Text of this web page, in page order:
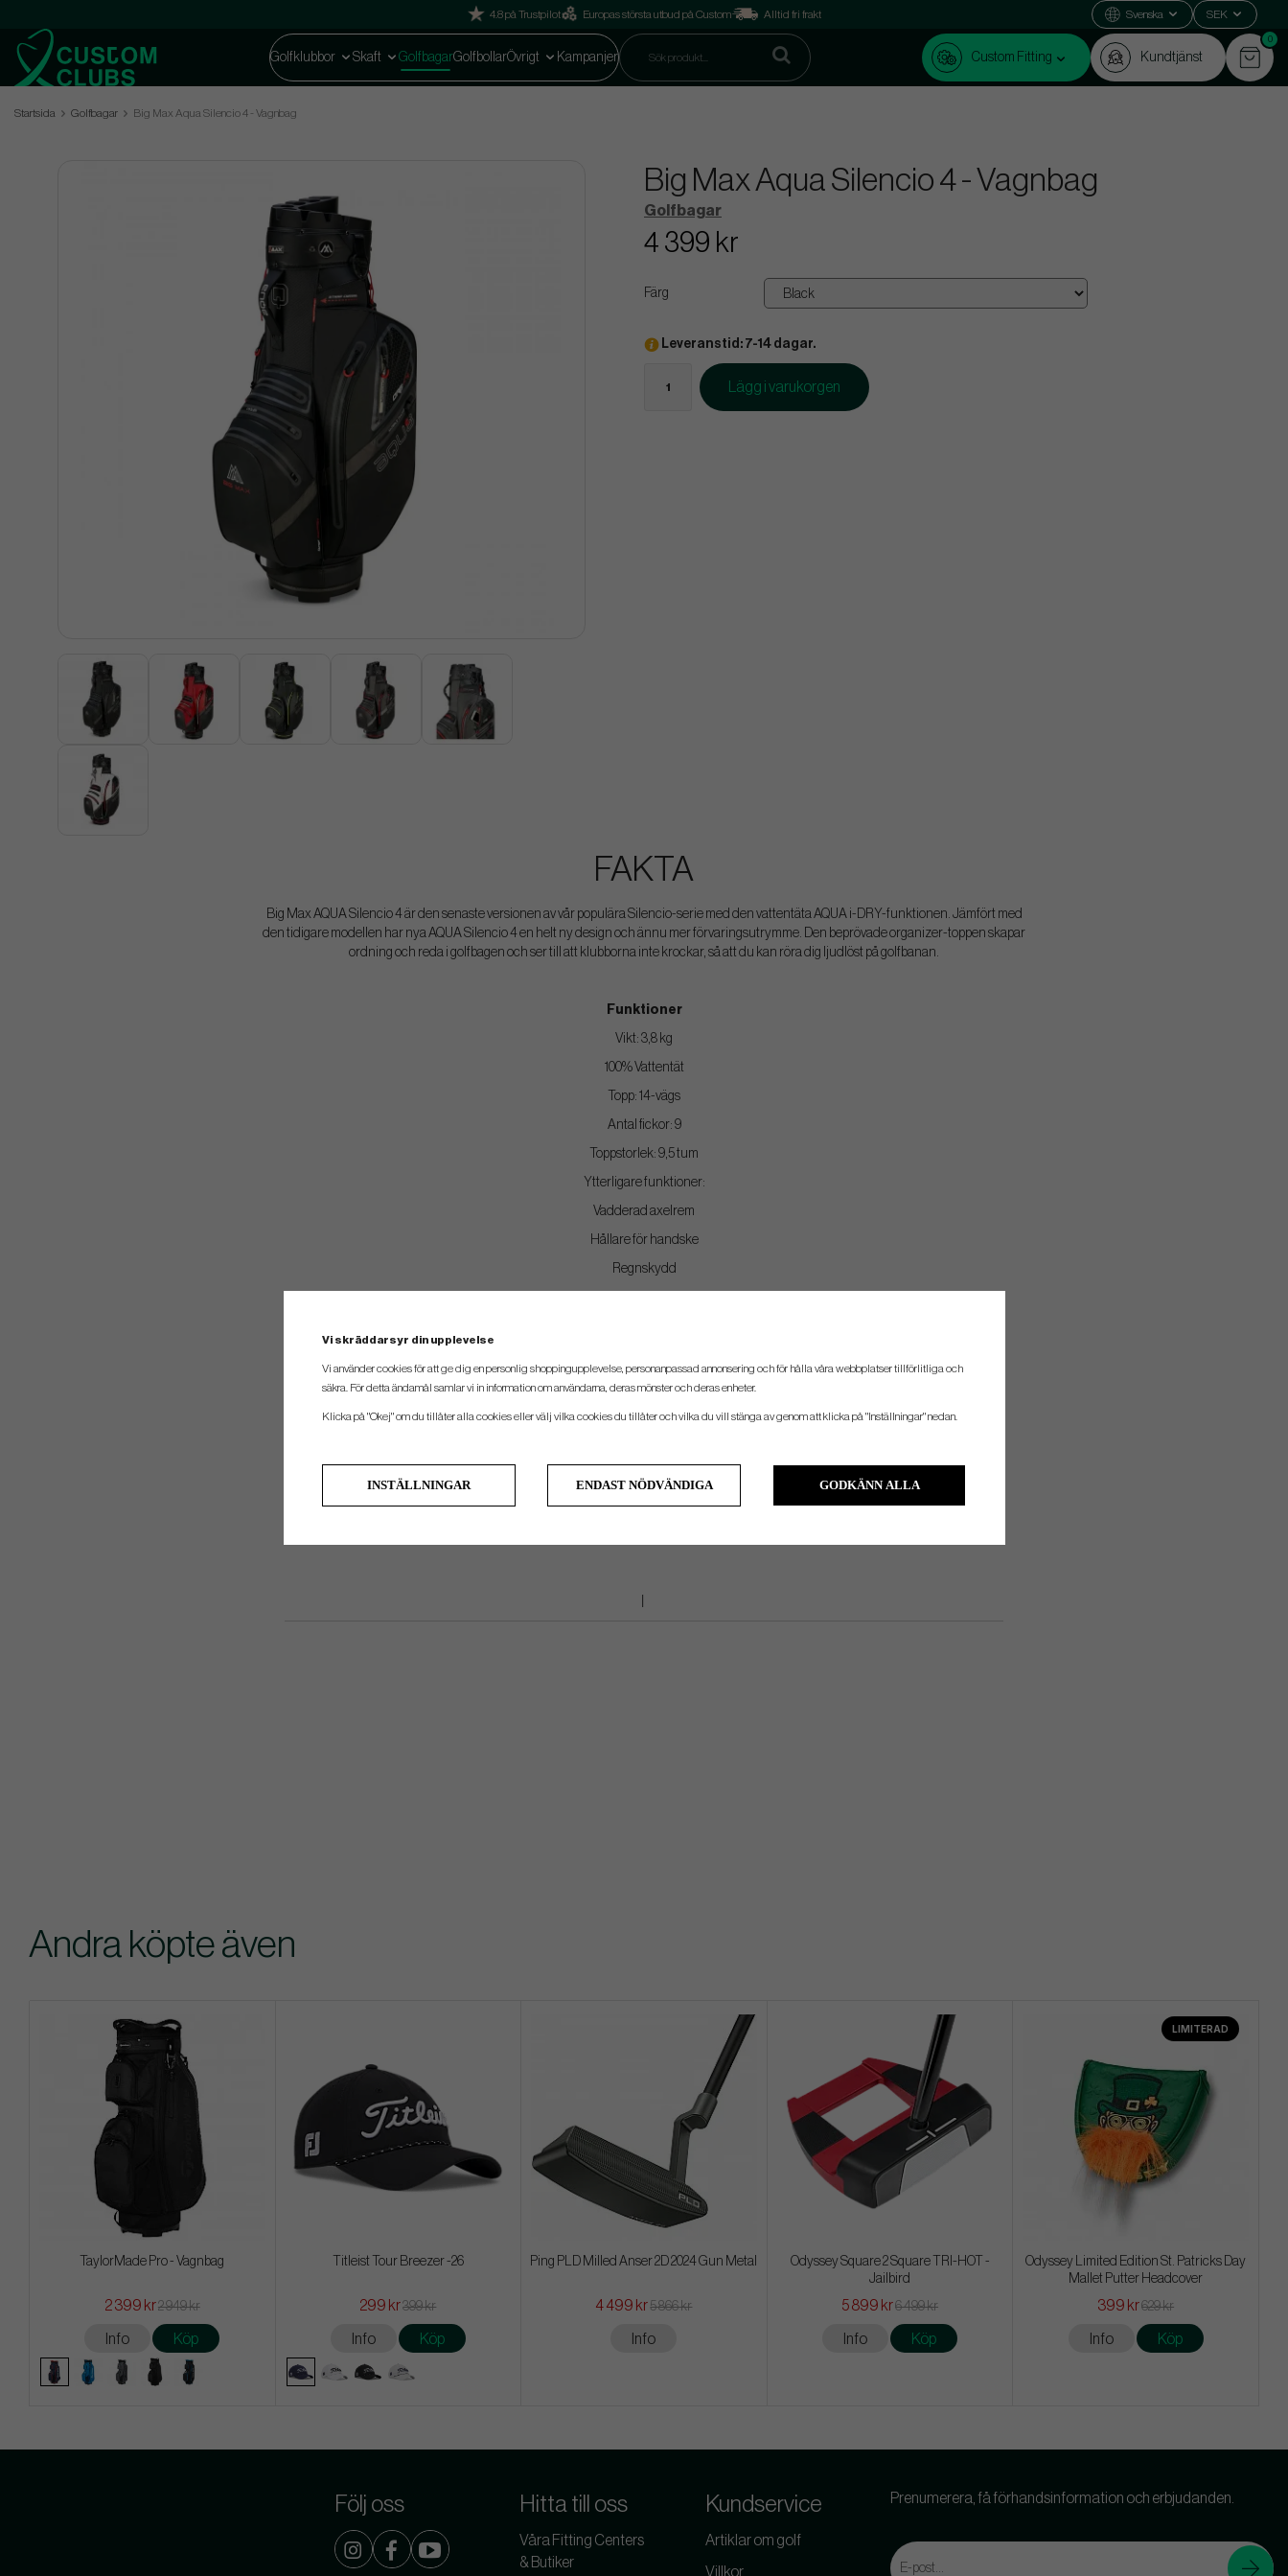
4.8 på Trustpilot Europas största utbud på Custom Alltid fri frakt Svenska SEK
Golfklubbor Skaft GolfbagarGolfbollarÖvrigt Kampanjer Custom Fitting Kundtjänst
0
Startsida Golfbagar Big Max Aqua Silencio 4 - Vagnbag
Big Max Aqua Silencio 4 - Vagnbag
Golfbagar
4 399 kr
Färg
Leveranstid: 7-14 dagar.
Lägg i varukorgen
FAKTA
Big Max AQUA Silencio 4 är den senaste versionen av vår populära Silencio-serie med den vattentäta AQUA i-DRY-funktionen. Jämfört med
den tidigare modellen har nya AQUA Silencio 4 en helt ny design och ännu mer förvaringsutrymme. Den beprövade organizer-toppen skapar
ordning och reda i golfbagen och ser till att klubborna inte krockar, så att du kan röra dig ljudlöst på golfbanan.
Funktioner
Vikt: 3,8 kg
100% Vattentät
Topp: 14-vägs
Antal fickor: 9
Toppstorlek: 9,5 tum
Ytterligare funktioner:
Vadderad axelrem
Hållare för handske
Regnskydd
Andra köpte även
TaylorMade Pro - Vagnbag
2 399 kr2 949 kr
Info Köp
Titleist Tour Breezer -26
299 kr399 kr
Info Köp
Ping PLD Milled Anser 2D 2024 Gun Metal
4 499 kr 5 866 kr
Info
Odyssey Square 2 Square TRI-HOT -
Jailbird
5 899 kr6 499 kr
Info Köp
LIMITERAD
Odyssey Limited Edition St. Patricks Day
Mallet Putter Headcover
399 kr629 kr
Info Köp
Följ oss Hitta till oss
Våra Fitting Centers
& Butiker
Kundservice
Artiklar om golf
Villkor
Prenumerera, få förhandsinformation och erbjudanden.
Vi skräddarsyr din upplevelse
Vi använder cookies för att ge dig en personlig shoppingupplevelse, personanpassad annonsering och för hålla våra webbplatser tillförlitliga och
säkra. För detta ändamål samlar vi in information om användarna, deras mönster och deras enheter.
Klicka på "Okej" om du tillåter alla cookies eller välj vilka cookies du tillåter och vilka du vill stänga av genom att klicka på "Inställningar" nedan.
INSTÄLLNINGAR ENDAST NÖDVÄNDIGA GODKÄNN ALLA